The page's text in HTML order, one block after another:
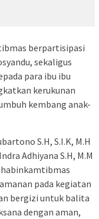
berpartisipasi
sekaligus
para ibu ibu
kerukunan
kembang anak-
S.H, S.I.K, M.H
Adhiyana S.H, M.M
pada kegiatan
bergizi untuk balita
dengan aman,